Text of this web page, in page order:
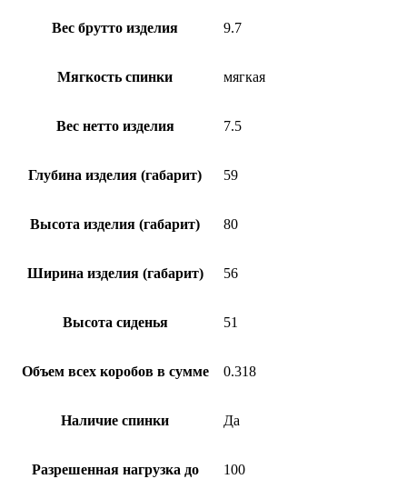
Вес брутто изделия 9.7
Мягкость спинки мягкая
Вес нетто изделия 7.5
Глубина изделия (габарит) 59
Высота изделия (габарит) 80
Ширина изделия (габарит) 56
Высота сиденья 51
Объем всех коробов в сумме 0.318
Наличие спинки Да
Разрешенная нагрузка до 100